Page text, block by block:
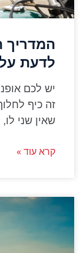
המדריך
לדעת על
יש לכם
זה כיף
שאין שני לו,
קרא עוד »